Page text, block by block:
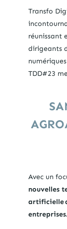
Transfo
réunissant
dirigeants
TDD#23
Avec un
nouvelles
artificielle
entreprises.